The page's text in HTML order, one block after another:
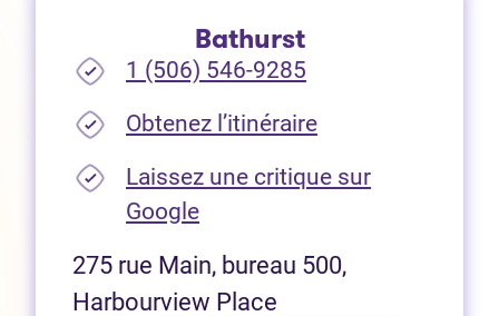
Bathurst
1 (506) 546-9285
Obtenez l’itinéraire(Ouvre dans un
Laissez une critique sur
Google(Ouvre dans un nouvel
275 rue Main, bureau 500,
Harbourview Place